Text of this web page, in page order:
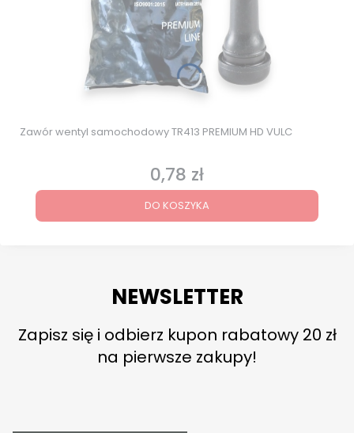
Zawór wentyl samochodowy TR413 PREMIUM HD VULC
Cena
0,78 zł
DO KOSZYKA
NEWSLETTER
Zapisz się i odbierz kupon rabatowy 20 zł
na pierwsze zakupy!